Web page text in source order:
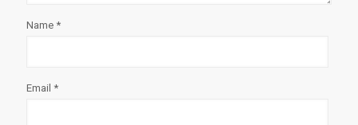
Name *
Email *